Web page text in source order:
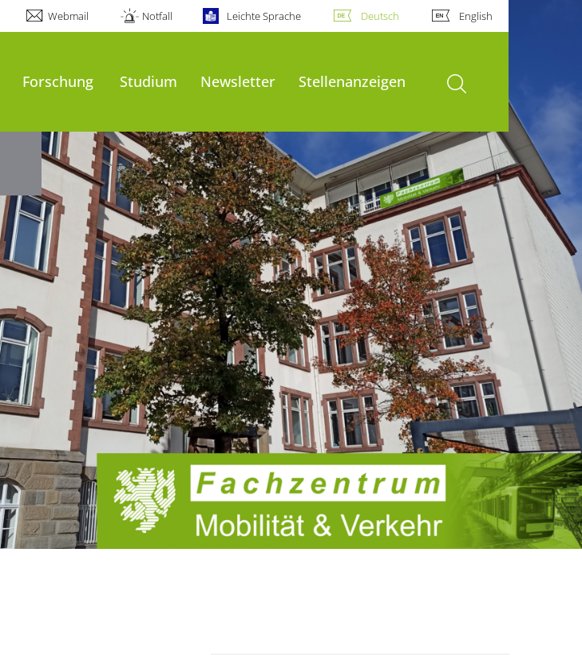
Webmail Notfall Leichte Sprache Deutsch English
Forschung Studium Newsletter Stellenanzeigen Suche öffnen